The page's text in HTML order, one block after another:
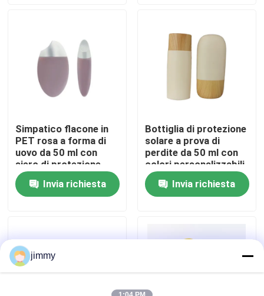
Circa noi
Controllo di qualità
Contattici
Casi
mini spruzzatore di innesco
Simpatico flacone in
PET rosa a forma di
uovo da 50 ml con
siero di protezione
solare, confezione da
viaggioInvia richiesta
Bottiglia di protezione
solare a prova di
perdite da 50 ml con
colori personalizzabili
per viaggi e uso
cosmeticoInvia richiesta
jimmy